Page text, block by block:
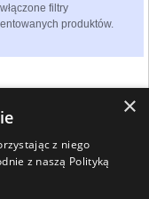
filtry
produktów.
×
z niego
z naszą Polityką